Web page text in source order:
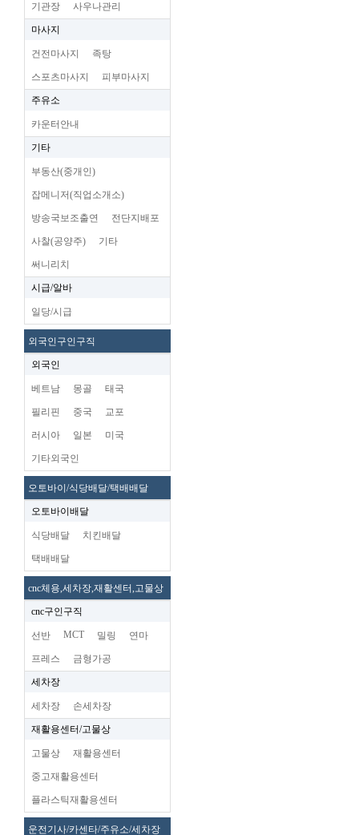
기관장 사우나관리
마사지
건전마사지 족탕
스포츠마사지 피부마사지
주유소
카운터안내
기타
부동산(중개인)
잡메니저(직업소개소)
방송국보조출연 전단지배포
사찰(공양주) 기타
써니리치
시급/알바
일당/시급
외국인구인구직
외국인
베트남 몽골 태국
필리핀 중국 교포
러시아 일본 미국
기타외국인
오토바이/식당배달/택배배달
오토바이배달
식당배달 치킨배달
택배배달
cnc체용,세차장,재활센터,고물상
cnc구인구직
선반 MCT 밀링 연마
프레스 금형가공
세차장
세차장 손세차장
재활용센터/고물상
고물상 재활용센터
중고재활용센터
플라스틱재활용센터
운전기사/카센타/주유소/세차장